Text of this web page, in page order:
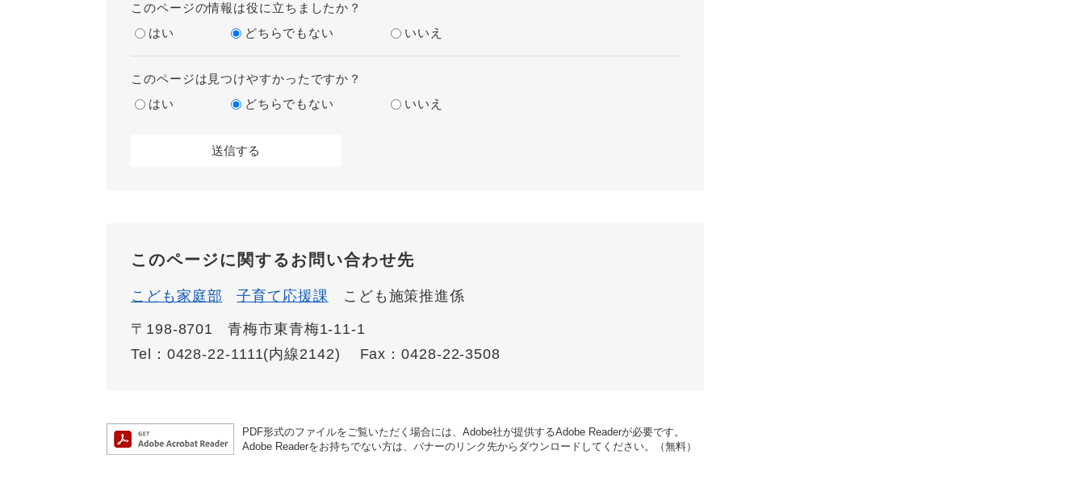
このページの情報は役に立ちましたか？
はい
どちらでもない いいえ
このページは見つけやすかったですか？
はい
どちらでもない いいえ
このページに関するお問い合わせ先
こども家庭部 子育て応援課 こども施策推進係
〒198-8701
青梅市東青梅1-11-1
Tel：0428-22-1111(内線2142)
Fax：0428-22-3508
PDF形式のファイルをご覧いただく場合には、Adobe社が提供するAdobe Readerが必要です。
Adobe Readerをお持ちでない方は、バナーのリンク先からダウンロードしてください。（無料）